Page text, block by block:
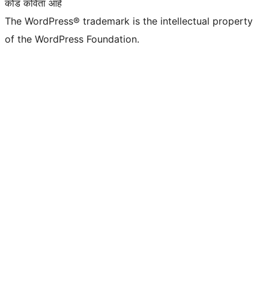
कोड कविता आहे
The WordPress® trademark is the intellectual property
of the WordPress Foundation.